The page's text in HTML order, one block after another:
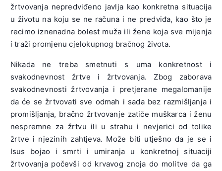
žrtvovanja nepredviđeno javlja kao konkretna situacija
u životu na koju se ne računa i ne predviđa, kao što je
recimo iznenadna bolest muža ili žene koja sve mijenja
i traži promjenu cjelokupnog bračnog života.
Nikada ne treba smetnuti s uma konkretnost i
svakodnevnost žrtve i žrtvovanja. Zbog zaborava
svakodnevnosti žrtvovanja i pretjerane megalomanije
da će se žrtvovati sve odmah i sada bez razmišljanja i
promišljanja, bračno žrtvovanje zatiče muškarca i ženu
nespremne za žrtvu ili u strahu i nevjerici od tolike
žrtve i njezinih zahtjeva. Može biti utješno da je se i
Isus bojao i smrti i umiranja u konkretnoj situaciji
žrtvovanja počevši od krvavog znoja do molitve da ga